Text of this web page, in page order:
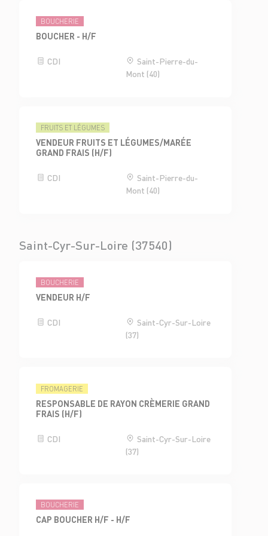
BOUCHERIE
BOUCHER - H/F
CDI
Saint-Pierre-du-
Mont (40)
FRUITS ET LÉGUMES
VENDEUR FRUITS ET LÉGUMES/MARÉE
GRAND FRAIS (H/F)
CDI
Saint-Pierre-du-
Mont (40)
Saint-Cyr-Sur-Loire (37540)
BOUCHERIE
VENDEUR H/F
CDI
Saint-Cyr-Sur-Loire
(37)
FROMAGERIE
RESPONSABLE DE RAYON CRÈMERIE GRAND
FRAIS (H/F)
CDI
Saint-Cyr-Sur-Loire
(37)
BOUCHERIE
CAP BOUCHER H/F - H/F